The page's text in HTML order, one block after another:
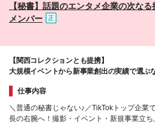
【秘書】話題のエンタメ企業の次な
メンバー
【関西コレクションとも提携】
大規模イベントから新事業創出の実績で選ぶ
仕事内容
＼普通の秘書じゃない♪／TikTokトップ企業
長の右腕へ！撮影・イベント・新規事業立ち